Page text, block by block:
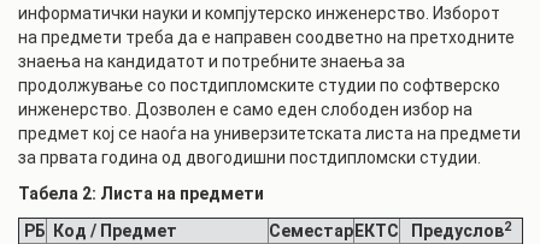
информатички науки и компјутерско инженерство. Изборот
на предмети треба да е направен соодветно на претходните
знаења на кандидатот и потребните знаења за
продолжување со постдипломските студии по софтверско
инженерство. Дозволен е само еден слободен избор на
предмет кој се наоѓа на универзитетската листа на предмети
за првата година од двогодишни постдипломски студии.
Табела 2: Листа на предмети
РБ
Код / Предмет Семестар ЕКТС Предуслов2